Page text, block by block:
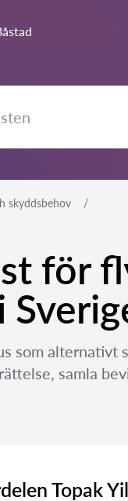
skyddsbehov
för
som alternativt
samla
Topak